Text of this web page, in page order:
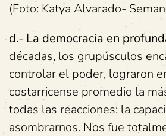
(Foto: Katya Alvarado-
d.- La democracia en
décadas, los grupúsculos
controlar el poder, lograron
costarricense promedio la
todas las reacciones: la
asombrarnos. Nos fue